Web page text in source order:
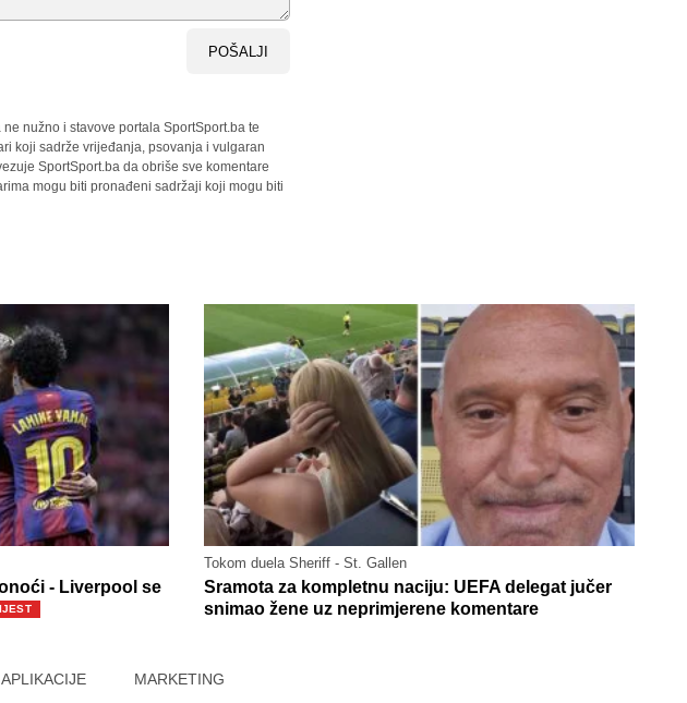
POŠALJI
nužno i stavove portala SportSport.ba te
koji sadrže vrijeđanja, psovanja i vulgaran
SportSport.ba da obriše sve komentare
mogu biti pronađeni sadržaji koji mogu biti
- Liverpool se
Tokom duela Sheriff - St. Gallen
Sramota za kompletnu naciju: UEFA delegat jučer
snimao žene uz neprimjerene komentare
MARKETING